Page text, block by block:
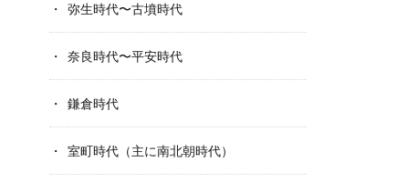
弥生時代〜古墳時代
奈良時代〜平安時代
鎌倉時代
室町時代（主に南北朝時代）